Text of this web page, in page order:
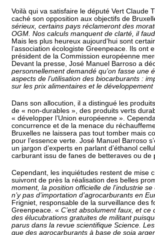
Voilà qui va satisfaire le député Vert Claude
caché son opposition aux objectifs de
sérieux, certains pays réclameront des
OGM. Nos calculs manquent de clarté, il
Mais les plus heureux aujourd’hui sont
l’association écologiste Greenpeace. Ils ont
président de la Commission européenne
Devant la presse, José Manuel Barroso a
personnellement demandé qu’on fasse une
aspects de l’utilisation des biocarburants :
sur les prix alimentaires et le développement
Dans son allocution, il a distingué les
de « non-durables », des produits verts
« développer l’Union européenne ».
concurrence et de la menace du
Bruxelles ne laissera pas tout tomber mais
pour l’essence verte. José Manuel Barroso
un jargon d’experts en parlant d’éthanol
carburant issu de fanes de betteraves ou
Cependant, les inquiétudes restent de mise
suivront de près la réalisation des belles
moment, la position officielle de l’industrie se
n’y pas d’importation d’agrocarburants en
Frigniet, responsable de la surveillance des
Greenpeace. « C’est absolument faux, et ce
des élucubrations gratuites de militant
parus dans la revue scientifique Science.
que des agrocarburants à base de soja